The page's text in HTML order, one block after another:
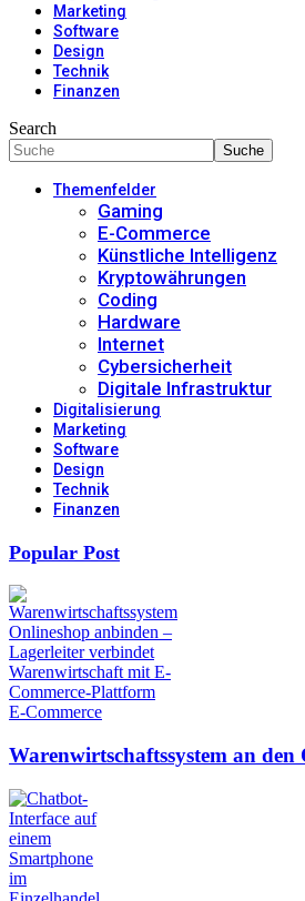
Marketing
Software
Design
Technik
Finanzen
Search
Themenfelder
Gaming
E-Commerce
Künstliche Intelligenz
Kryptowährungen
Coding
Hardware
Internet
Cybersicherheit
Digitale Infrastruktur
Digitalisierung
Marketing
Software
Design
Technik
Finanzen
Popular Post
E-Commerce
Warenwirtschaftssystem an